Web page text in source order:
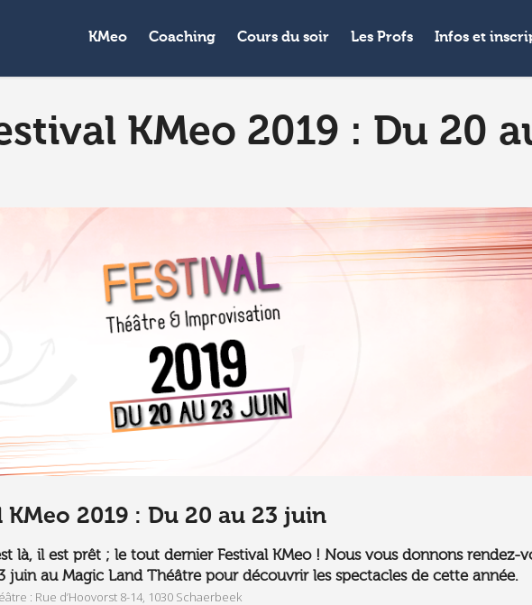
KMeo Coaching Cours du soir Les Profs Infos et
KMeo 2019 : Du 20
KMeo 2019 : Du 20 au 23 juin
là, il est prêt ; le tout dernier Festival KMeo ! Nous vous donnons rendez-
juin au Magic Land Théâtre pour découvrir les spectacles de cette année.
: Rue d’Hoovorst 8-14, 1030 Schaerbeek